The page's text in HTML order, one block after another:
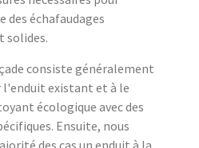
des échafaudages
solides.
consiste généralement
existant et à le
écologique avec des
Ensuite, nous
des cas un enduit à la